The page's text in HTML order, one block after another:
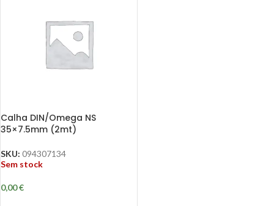
Calha DIN/Omega NS
35×7.5mm (2mt)
SKU: 094307134
Sem stock
0,00€